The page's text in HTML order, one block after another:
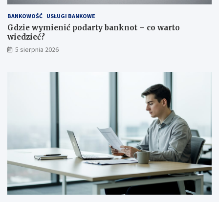
BANKOWOŚĆ USŁUGI BANKOWE
Gdzie wymienić podarty banknot – co warto
wiedzieć?
5 sierpnia 2026